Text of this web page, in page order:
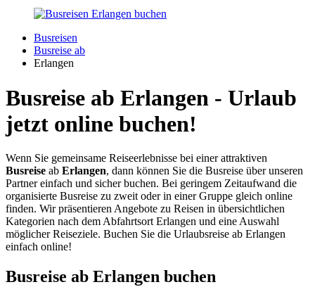
Busreisen
Busreise ab
Erlangen
Busreise ab Erlangen - Urlaub
jetzt online buchen!
Wenn Sie gemeinsame Reiseerlebnisse bei einer attraktiven
Busreise ab Erlangen, dann können Sie die Busreise über unseren
Partner einfach und sicher buchen. Bei geringem Zeitaufwand die
organisierte Busreise zu zweit oder in einer Gruppe gleich online
finden. Wir präsentieren Angebote zu Reisen in übersichtlichen
Kategorien nach dem Abfahrtsort Erlangen und eine Auswahl
möglicher Reiseziele. Buchen Sie die Urlaubsreise ab Erlangen
einfach online!
Busreise ab Erlangen buchen